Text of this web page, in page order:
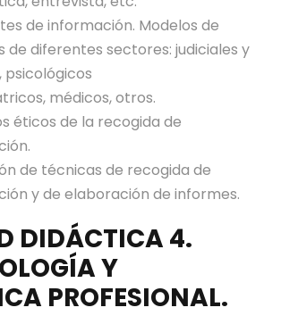
de información. Modelos de
de diferentes sectores: judiciales y
psicológicos
médicos, otros.
éticos de la recogida de
de técnicas de recogida de
y de elaboración de informes.
DIDÁCTICA 4.
Y
PROFESIONAL.